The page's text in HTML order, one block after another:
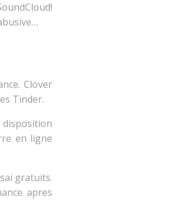
Clover
Tinder.
en ligne
gratuits.
apres